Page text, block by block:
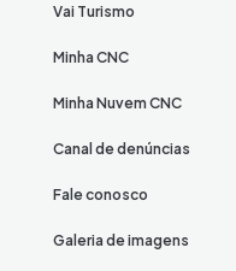
Vai Turismo
Minha CNC
Minha Nuvem CNC
Canal de denúncias
Fale conosco
Galeria de imagens